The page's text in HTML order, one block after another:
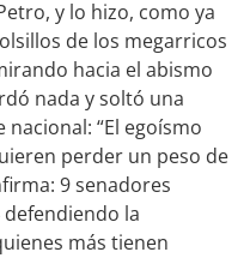
y lo hizo, como ya
de los megarricos
hacia el abismo
nada y soltó una
“El egoísmo
perder un peso de
9 senadores
la
más tienen